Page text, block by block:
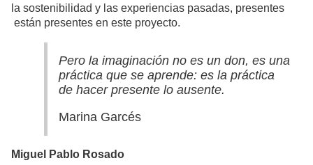
la sostenibilidad y las experiencias pasadas, presentes
están presentes en este proyecto.
Pero la imaginación no es un don, es una
práctica que se aprende: es la práctica
de hacer presente lo ausente.
Marina Garcés
Miguel Pablo Rosado